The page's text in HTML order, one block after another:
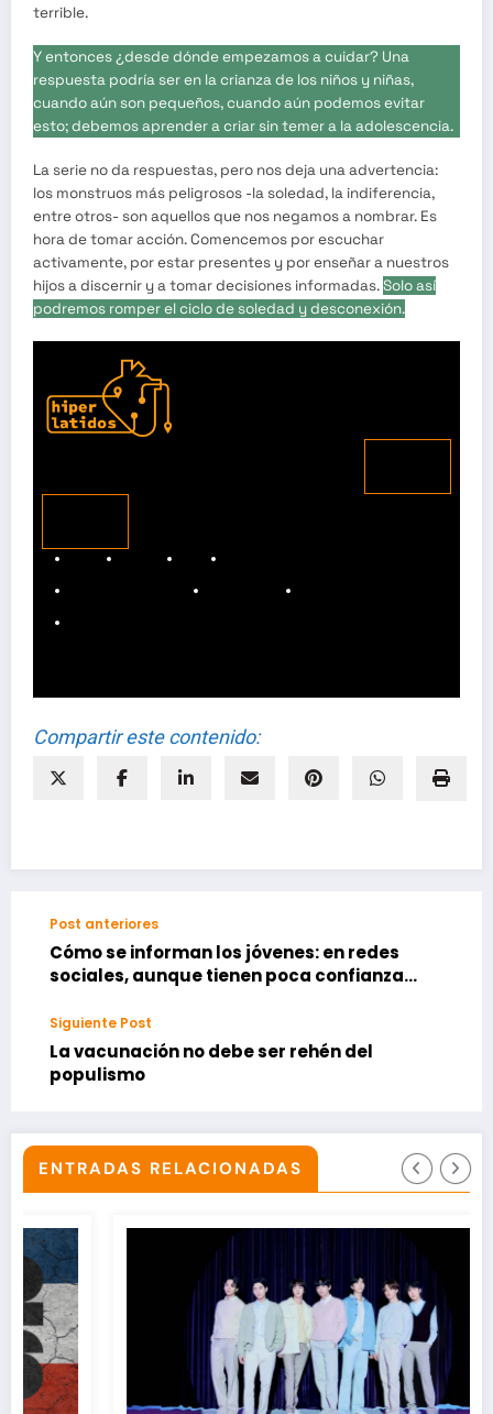
terrible.
Y entonces ¿desde dónde empezamos a cuidar? Una
respuesta podría ser en la crianza de los niños y niñas,
cuando aún son pequeños, cuando aún podemos evitar
esto; debemos aprender a criar sin temer a la adolescencia.
La serie no da respuestas, pero nos deja una advertencia:
los monstruos más peligrosos -la soledad, la indiferencia,
entre otros- son aquellos que nos negamos a nombrar. Es
hora de tomar acción. Comencemos por escuchar
activamente, por estar presentes y por enseñar a nuestros
hijos a discernir y a tomar decisiones informadas.Solo así
podremos romper el ciclo de soledad y desconexión.
Alianzas Contacto Equipo
Política de privacidad
Quienes somos
Compartir este contenido:
Post anteriores
Cómo se informan los jóvenes: en redes
sociales, aunque tienen poca confianza
Siguiente Post
La vacunación no debe ser rehén del
populismo
ENTRADAS RELACIONADAS